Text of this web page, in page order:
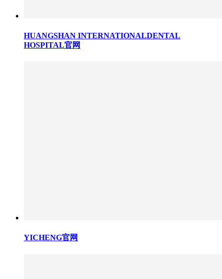
HUANGSHAN INTERNATIONALDENTAL
HOSPITAL官网
YICHENG官网